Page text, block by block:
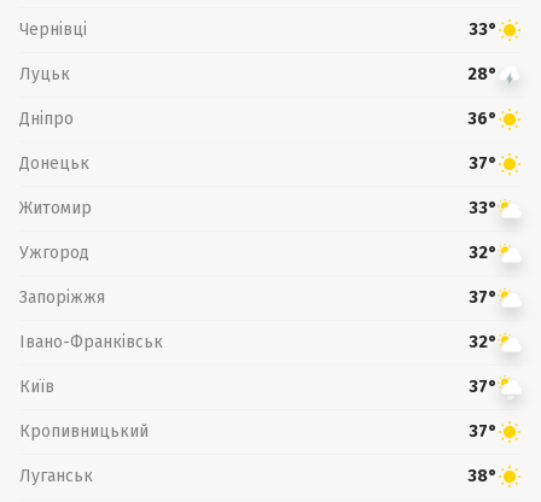
Чернівці 33°
Луцьк 28°
Дніпро 36°
Донецьк 37°
Житомир 33°
Ужгород 32°
Запоріжжя 37°
Івано-Франківськ 32°
Київ 37°
Кропивницький 37°
Луганськ 38°